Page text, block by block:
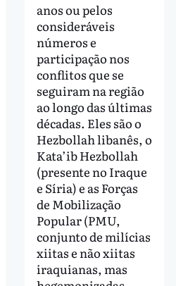
anos ou pelos
consideráveis
números e
participação nos
conflitos que se
seguiram na região
ao longo das últimas
décadas. Eles são o
Hezbollah libanês, o
Kata’ib Hezbollah
(presente no Iraque
e Síria) e as Forças
de Mobilização
Popular (PMU,
conjunto de milícias
xiitas e não xiitas
iraquianas, mas